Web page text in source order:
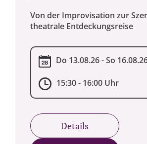
Von der Improvisation zur
theatrale Entdeckungsreise
Do 13.08.26 - So
15:30 - 16:00 Uhr
Details